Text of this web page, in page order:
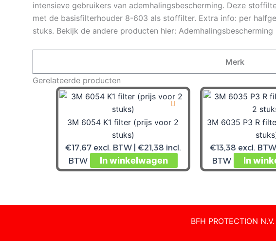
2
intensieve gebruikers van ademhalingsbescherming. Deze
met de basisfilterhouder 8-603 als stoffilter. Extra info: per
stuks. Bekijk de andere producten hier:
Merk
Gerelateerde producten
3M 6054 K1 filter (prijs voor 2
stuks)
€17,67excl. BTW | €21,38 incl.
BTW
In winkelwagen
3M 6035 P3 R
€13,38 excl. BTW
BTW
In
BFH PROTECTION